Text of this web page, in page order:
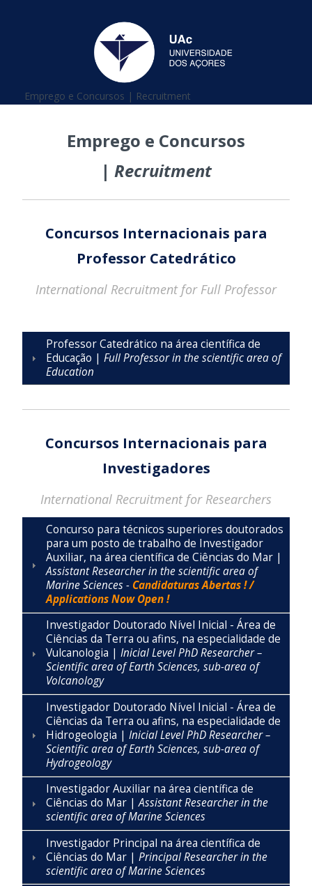
Está aqui
Emprego e Concursos | Recruitment
Emprego e Concursos
| Recruitment
Concursos Internacionais para
Professor Catedrático
International Recruitment for Full Professor
Professor Catedrático na área científica de
Educação | Full Professor in the scientific area of
Education
Concursos Internacionais para
Investigadores
International Recruitment for Researchers
Concurso para técnicos superiores doutorados
para um posto de trabalho de Investigador
Auxiliar, na área científica de Ciências do Mar |
Assistant Researcher in the scientific area of
Marine Sciences - Candidaturas Abertas ! /
Applications Now Open !
Investigador Doutorado Nível Inicial - Área de
Ciências da Terra ou afins, na especialidade de
Vulcanologia | Inicial Level PhD Researcher –
Scientific area of Earth Sciences, sub-area of
Volcanology
Investigador Doutorado Nível Inicial - Área de
Ciências da Terra ou afins, na especialidade de
Hidrogeologia | Inicial Level PhD Researcher –
Scientific area of Earth Sciences, sub-area of
Hydrogeology
Investigador Auxiliar na área científica de
Ciências do Mar |Assistant Researcher in the
scientific area of Marine Sciences
Investigador Principal na área científica de
Ciências do Mar | Principal Researcher in the
scientific area of Marine Sciences